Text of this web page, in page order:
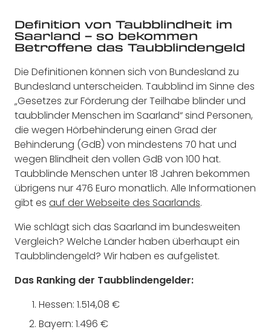
Definition von Taubblindheit im
Saarland – so bekommen
Betroffene das Taubblindengeld
Die Definitionen können sich von Bundesland zu
Bundesland unterscheiden. Taubblind im Sinne des
„Gesetzes zur Förderung der Teilhabe blinder und
taubblinder Menschen im Saarland“ sind Personen,
die wegen Hörbehinderung einen Grad der
Behinderung (GdB) von mindestens 70 hat und
wegen Blindheit den vollen GdB von 100 hat.
Taubblinde Menschen unter 18 Jahren bekommen
übrigens nur 476 Euro monatlich. Alle Informationen
gibt es auf der Webseite des Saarlands.
Wie schlägt sich das Saarland im bundesweiten
Vergleich? Welche Länder haben überhaupt ein
Taubblindengeld? Wir haben es aufgelistet.
Das Ranking der Taubblindengelder:
Hessen: 1.514,08 €
Bayern: 1.496 €